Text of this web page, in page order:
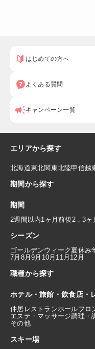
はじめての方へ
よくある質問
キャンペーン一覧
エリアから探す
北海道東北関東北陸甲信越
期間から探す
期間
2週間以内1ヶ月前後 2，3ヶ
シーズン
ゴールデンウィーク 夏休み
7月 8月9月 10月 11月 12月
職種から探す
ホテル・旅館・飲食店・
仲居 レストランホールフロ
エステ・マッサージ調理・
その他
スキー場